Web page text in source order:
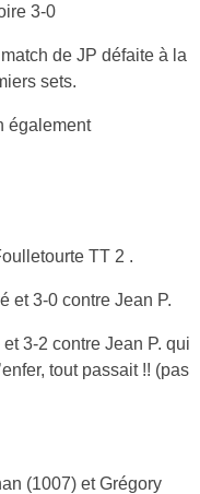
3-0
de JP défaite à la
sets.
également
TT 2 .
et 3-0 contre Jean P.
3-2 contre Jean P. qui
tout passait !! (pas
(1007) et Grégory